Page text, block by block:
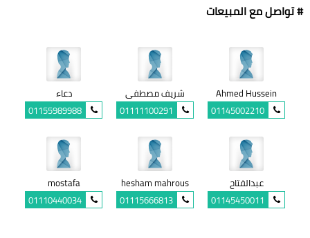
# تواصل مع المبيعات
Ahmed Hussein
01145002210
شريف مصطفى
01111100291
دعاء
01155989988
عبدالفتاح
01145450011
hesham mahrous
01115666813
mostafa
01110440034